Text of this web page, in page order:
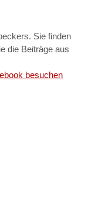
Sie finden
die Beiträge aus
besuchen